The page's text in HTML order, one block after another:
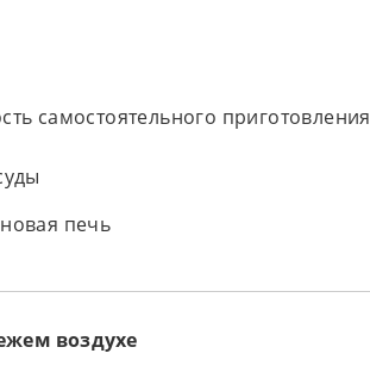
самостоятельного приготовления
печь
воздухе